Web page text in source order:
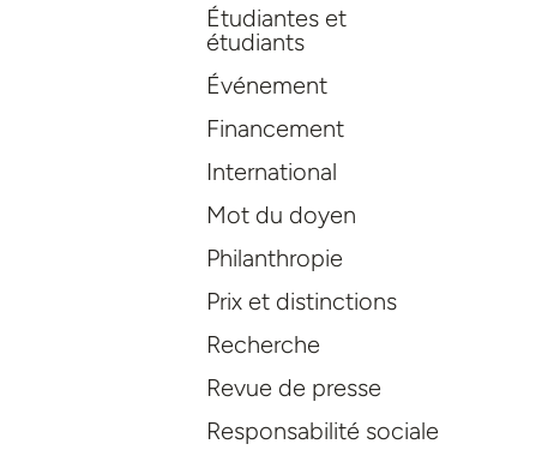
Étudiantes et
étudiants
Événement
Financement
International
Mot du doyen
Philanthropie
Prix et distinctions
Recherche
Revue de presse
Responsabilité sociale